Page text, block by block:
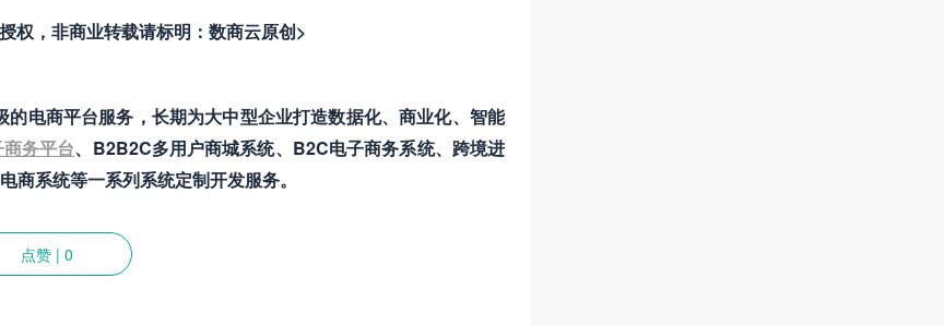
权，非商业转载请标明：数商云原创>
电商平台服务，长期为大中型企业打造数据化、商业化、智能
务平台、B2B2C多用户商城系统、B2C电子商务系统、跨境进
商系统等一系列系统定制开发服务。
点赞 | 0